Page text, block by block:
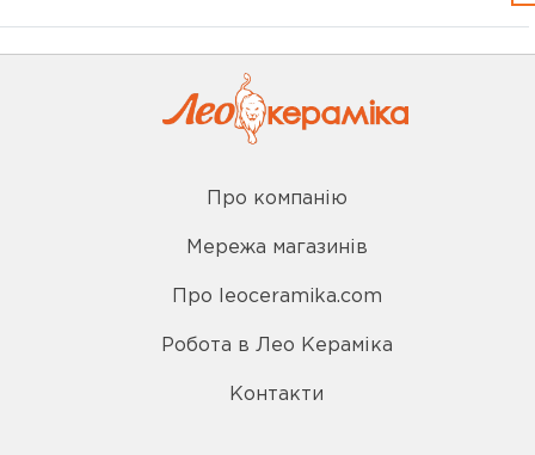
Про компанію
Мережа магазинів
Про leoceramika.com
Робота в Лео Кераміка
Контакти